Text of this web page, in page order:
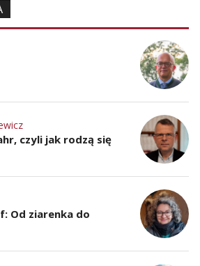
czyli jak rodzą się
Od ziarenka do